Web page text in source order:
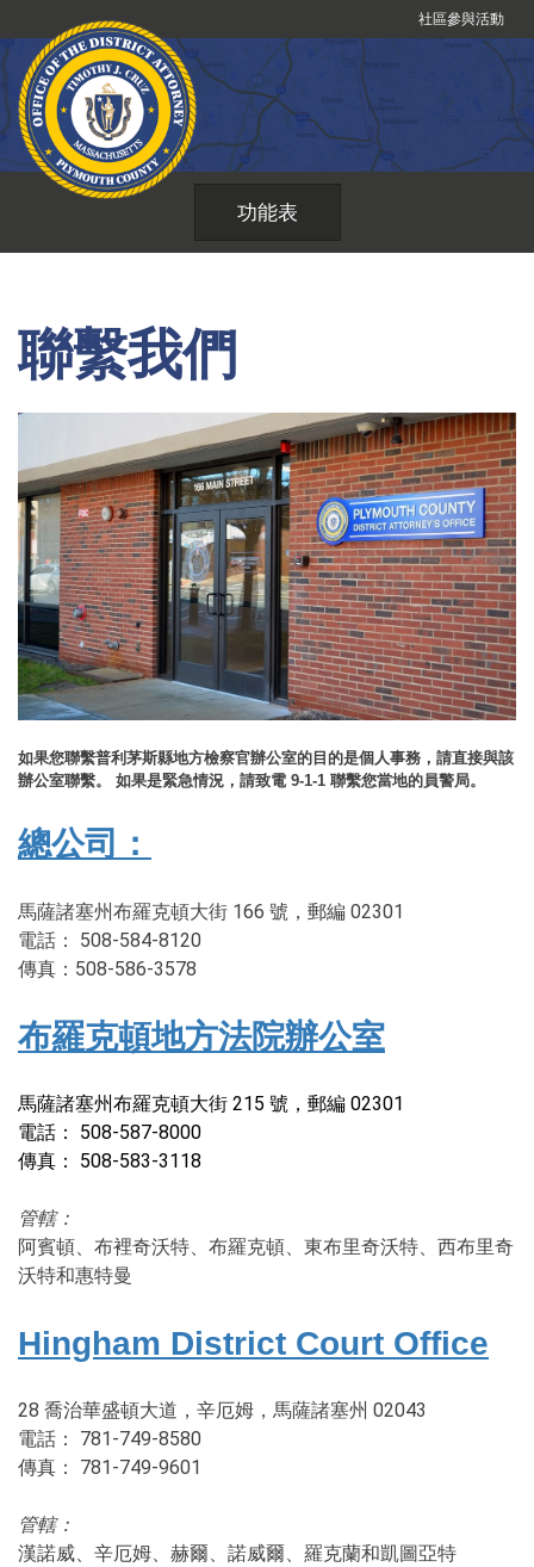
到
內
社區參與活動
功能表
聯繫我們
如果您聯繫普利茅斯縣地方檢察官辦公室的目的是個人事務，請直接與該
辦公室聯繫。 如果是緊急情況，請致電 9-1-1 聯繫您當地的員警局。
總公司：
馬薩諸塞州布羅克頓大街 166 號，郵編 02301
電話： 508-584-8120
傳真：508-586-3578
布羅克頓地方法院辦公室
馬薩諸塞州布羅克頓大街 215 號，郵編 02301
電話： 508-587-8000
傳真： 508-583-3118
管轄：
阿賓頓、布裡奇沃特、布羅克頓、東布里奇沃特、西布里奇
沃特和惠特曼
Hingham District Court Office
28 喬治華盛頓大道，辛厄姆，馬薩諸塞州 02043
電話： 781-749-8580
傳真： 781-749-9601
管轄：
漢諾威、辛厄姆、赫爾、諾威爾、羅克蘭和凱圖亞特